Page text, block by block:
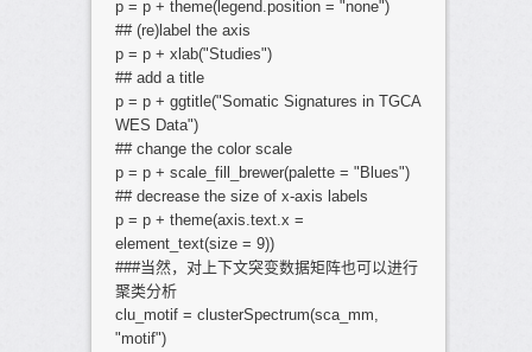
p = p + theme(legend.position = "none")
## (re)label the axis
p = p + xlab("Studies")
## add a title
p = p + ggtitle("Somatic Signatures in TGCA
WES Data")
## change the color scale
p = p + scale_fill_brewer(palette = "Blues")
## decrease the size of x-axis labels
p = p + theme(axis.text.x =
element_text(size = 9))
###当然，对上下文突变数据矩阵也可以进行
聚类分析
clu_motif = clusterSpectrum(sca_mm,
"motif")